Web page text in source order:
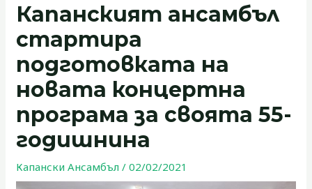
Капанският ансамбъл
стартира
подготовката на
новата концертна
програма за своята 55-
годишнина
Капански Ансамбъл /02/02/2021